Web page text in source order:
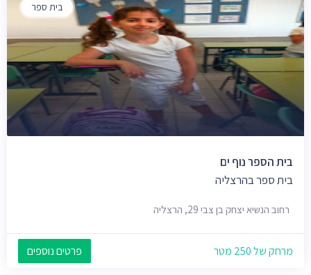
בית ספר
בית הספר נוף ים
בית ספר בהרצליה
רחוב הנשיא יצחק בן צבי 29, הרצליה
מרחק של 250 מטר פרטים נוספים